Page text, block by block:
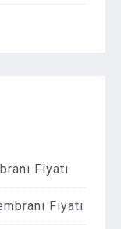
Fiyatı
Fiyatı